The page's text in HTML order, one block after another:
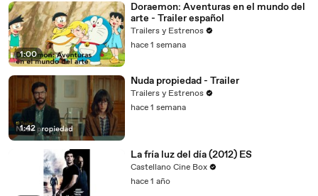
1:00
Doraemon: Aventuras en el mundo del
arte - Trailer español
Trailers y Estrenos
hace 1 semana
1:42
Nuda propiedad - Trailer
Trailers y Estrenos
hace 1 semana
La fría luz del día (2012) ES
Castellano Cine Box
hace 1 año